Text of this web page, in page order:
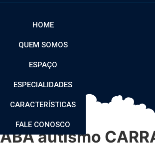
HOME
QUEM SOMOS
ESPAÇO
ESPECIALIDADES
CARACTERÍSTICAS
FALE CONOSCO
ABA autismo